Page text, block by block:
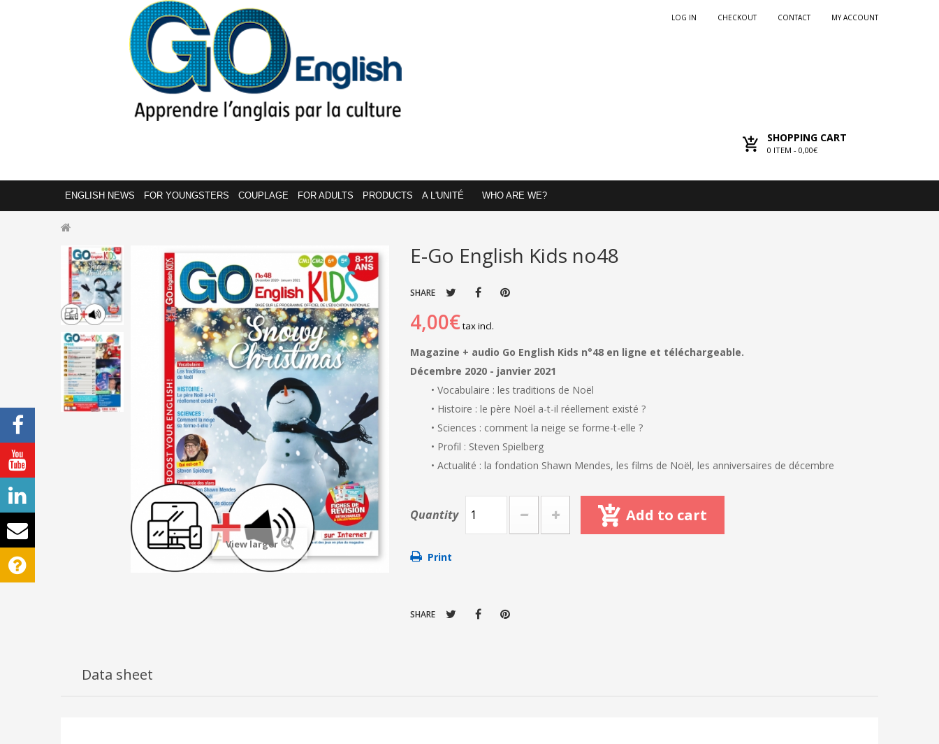
MY ACCOUNT
CONTACT
CHECKOUT
LOG IN
SHOPPING CART
0 ITEM - 0,00€
ENGLISH NEWS FOR YOUNGSTERS COUPLAGE FOR ADULTS PRODUCTS A L'UNITÉ WHO ARE WE?
View larger
E-Go English Kids no48
SHARE
4,00€tax incl.
Magazine + audio Go English Kids n°48 en ligne et téléchargeable.
Décembre 2020 - janvier 2021
• Vocabulaire : les traditions de Noël
• Histoire : le père Noël a-t-il réellement existé ?
• Sciences : comment la neige se forme-t-elle ?
• Profil : Steven Spielberg
• Actualité : la fondation Shawn Mendes, les films de Noël, les anniversaires de décembre
Quantity Add to cart
Print
SHARE
Data sheet